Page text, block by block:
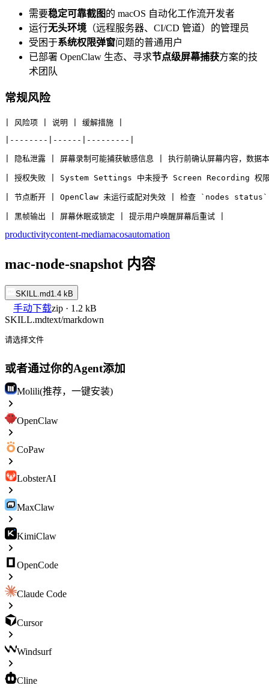
需要稳定可靠截图的 macOS 自动化工作流开发者
运行无头环境 （远程服务器、CI/CD 管道）的管理员
受困于系统权限弹窗问题的普通用户
已部署 OpenClaw 生态、寻求节点级屏幕捕获方案的技
术团队
常规风险
| 风险项 | 说明 | 缓解措施 |
|--------|------|---------|
| 隐私泄露 | 屏幕录制可能捕获敏感信息 | 执行前确认屏幕内容，数据
| 授权失败 | System Settings 中未授予 Screen Recording 权限
| 节点断开 | OpenClaw 未运行或配对失效 | 检查 `nodes status`
| 黑帧输出 | 屏幕休眠或锁定 | 提示用户唤醒屏幕后重试 |
productivitycontent-mediamacosautomation
mac-node-snapshot 内容
SKILL.md1.4 kB
手动下载zip · 1.2 kB
SKILL.mdtext/markdown
请选择文件
或者通过你的Agent添加
Molili(推荐，一键安装)
OpenClaw
CoPaw
LobsterAI
MaxClaw
KimiClaw
OpenCode
Claude Code
Cursor
Windsurf
Cline